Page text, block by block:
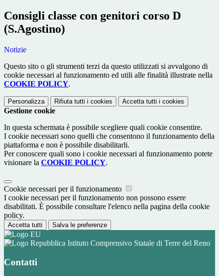
Consigli classe con genitori corso D
(S.Agostino)
Notizie
Questo sito o gli strumenti terzi da questo utilizzati si avvalgono di
cookie necessari al funzionamento ed utili alle finalità illustrate nella
COOKIE POLICY.
Personalizza Rifiuta tutti i cookies Accetta tutti i cookies
Gestione cookie
In questa schermata è possibile scegliere quali cookie consentire.
I cookie necessari sono quelli che consentono il funzionamento della
piattaforma e non è possibile disabilitarli.
Per conoscere quali sono i cookie necessari al funzionamento potete
visionare la COOKIE POLICY.
Cookie necessari per il funzionamento
I cookie necessari per il funzionamento non possono essere
disabilitati. È possibile consultare l'elenco nella pagina della cookie
policy.
Accetta tutti Salva le preferenze
Istituto Comprensivo Statale di Terre del Reno
Contatti